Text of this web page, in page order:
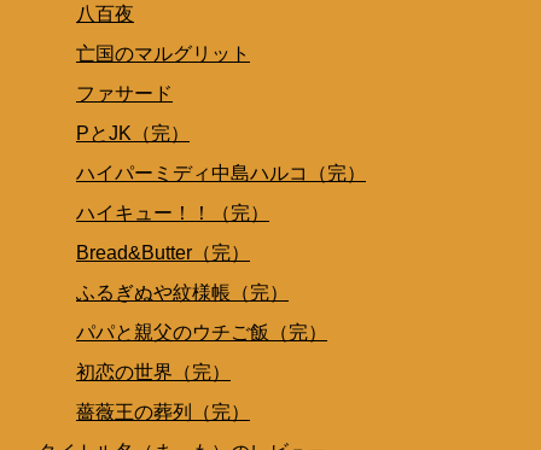
八百夜
亡国のマルグリット
ファサード
PとJK（完）
ハイパーミディ中島ハルコ（完）
ハイキュー！！（完）
Bread&Butter（完）
ふるぎぬや紋様帳（完）
パパと親父のウチご飯（完）
初恋の世界（完）
薔薇王の葬列（完）